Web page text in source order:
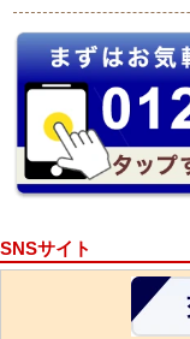
SNSサイト